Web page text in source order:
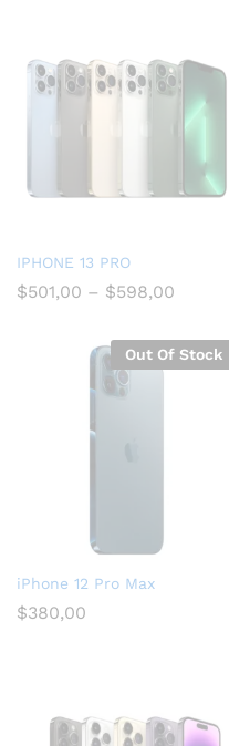
IPHONE 13 PRO
$501,00 – $598,00
Out Of Stock
iPhone 12 Pro Max
$380,00